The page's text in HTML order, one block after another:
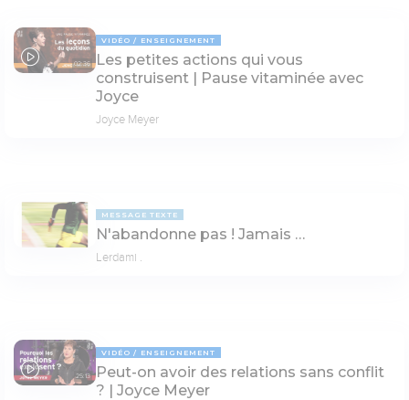
02:36
VIDÉO ENSEIGNEMENT
Les petites actions qui vous
construisent | Pause vitaminée avec
Joyce
Joyce Meyer
MESSAGE TEXTE
N'abandonne pas ! Jamais …
Lerdami .
25:13
VIDÉO ENSEIGNEMENT
Peut-on avoir des relations sans conflit
? | Joyce Meyer